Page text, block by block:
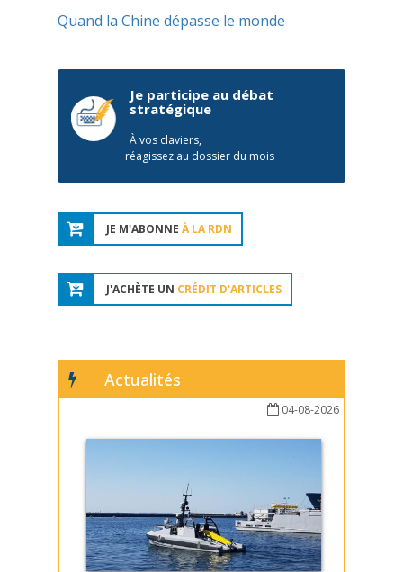
Quand la Chine dépasse le monde
Je participe au débat
stratégique
À vos claviers,
réagissez au dossier du mois
JE M'ABONNE À LA RDN
J'ACHÈTE UN CRÉDIT D'ARTICLES
Actualités
04-08-2026